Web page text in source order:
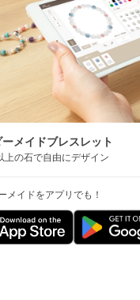
メイドブレスレット
上の石で自由にデザイン
メイドをアプリでも！